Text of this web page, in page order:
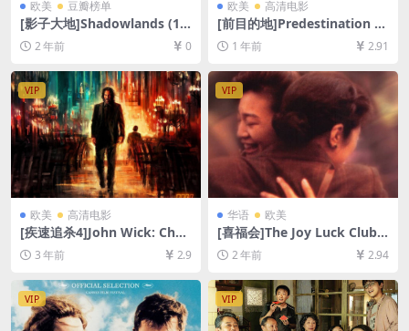
欧美 豆瓣榜单
[影子大地]Shadowlands (19
93)[百度网盘+夸克网盘1080P
超清未删减资源][网盘在线播
放/下载][MP4/7.9GB][中文字
幕]
2 年前 0
欧美 高清电影
[前目的地]Predestination (2
014)[百度网盘+夸克网盘1080
P超清未删减资源][网盘在线播
放/下载][MP4/6.4GB][中英字
幕]
1 年前 2.91
VIP
欧美 高清电影
[疾速追杀4]John Wick: Chap
ter 4 (2023)[百度网盘+迅雷
云盘资源1080P超清未删减]
3 年前 2.9
VIP
华语 欧美
[喜福会]The Joy Luck Club
(1993)[百度网盘+夸克网盘10
80P超清未删减资源][网盘在
字幕]
2 年前 2.94
VIP VIP